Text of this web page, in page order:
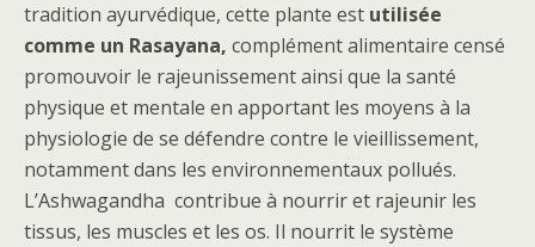
tradition ayurvédique, cette plante est utilisée
comme un Rasayana, complément alimentaire censé
promouvoir le rajeunissement ainsi que la santé
physique et mentale en apportant les moyens à la
physiologie de se défendre contre le vieillissement,
notamment dans les environnementaux pollués.
L’Ashwagandha contribue à nourrir et rajeunir les
tissus, les muscles et les os. Il nourrit le système